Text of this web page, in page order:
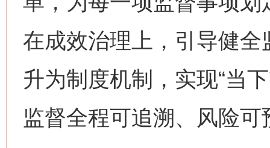
在成效治理上，引导健
升为制度机制，实现“当
监督全程可追溯、风险